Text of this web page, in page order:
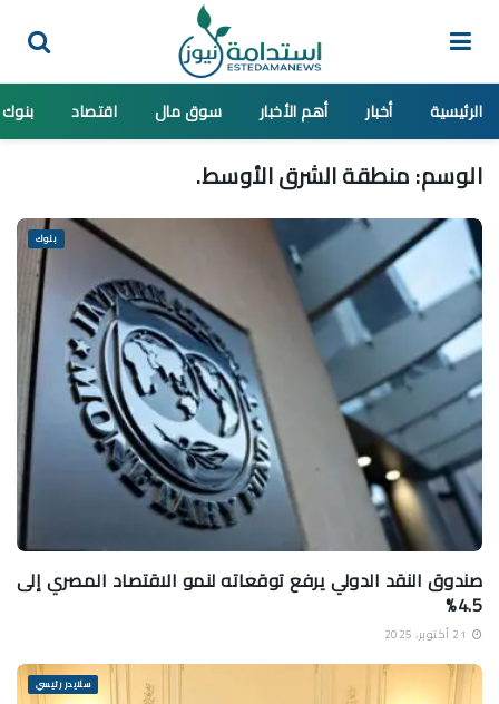
الرئيسية أخبار أهم الأخبار سوق مال اقتصاد بنوك
الوسم:منطقة الشرق الأوسط.
بنوك
صندوق النقد الدولي يرفع توقعاته لنمو الاقتصاد المصري إلى
4.5%
سلايدر رئيسي